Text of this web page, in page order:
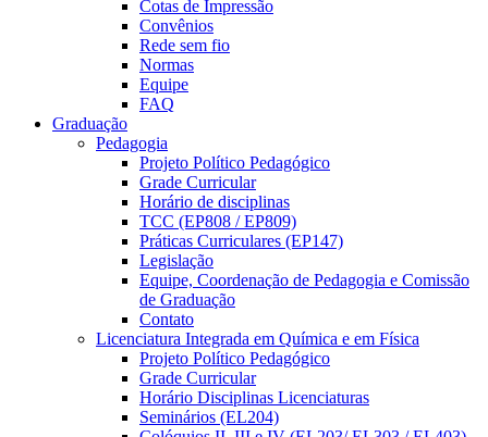
Cotas de Impressão
Convênios
Rede sem fio
Normas
Equipe
FAQ
Graduação
Pedagogia
Projeto Político Pedagógico
Grade Curricular
Horário de disciplinas
TCC (EP808 / EP809)
Práticas Curriculares (EP147)
Legislação
Equipe, Coordenação de Pedagogia e Comissão
de Graduação
Contato
Licenciatura Integrada em Química e em Física
Projeto Político Pedagógico
Grade Curricular
Horário Disciplinas Licenciaturas
Seminários (EL204)